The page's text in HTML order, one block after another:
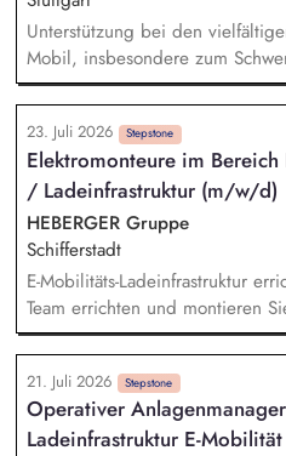
energiewirtschaftliche
Produktstrategien, Business
Unterstützung bei den
Mobil, insbesondere zum
Verkehrsplanung.
Durchführung von Teilprojekten.
Kommunikationsmaterialien
weiterentwicklung.
Durchführung von Workshops
(online und in Präsenz).
sowie Pflege von thematischen
Datenbanken.
23. Juli 2026 Stepstone
Elektromonteure im
/ Ladeinfrastruktur (m/w/d)
HEBERGER Gruppe
Schifferstadt
E-Mobilitäts-Ladeinfrastruktur
Team errichten und montieren
- vom Verlegen der Kabel,
zur Inbetriebnahme. Qualität
achten Sie auf die Einhaltung
Sicherheits- und
21. Juli 2026 Stepstone
Operativer
Ladeinfrastruktur E-Mobilität